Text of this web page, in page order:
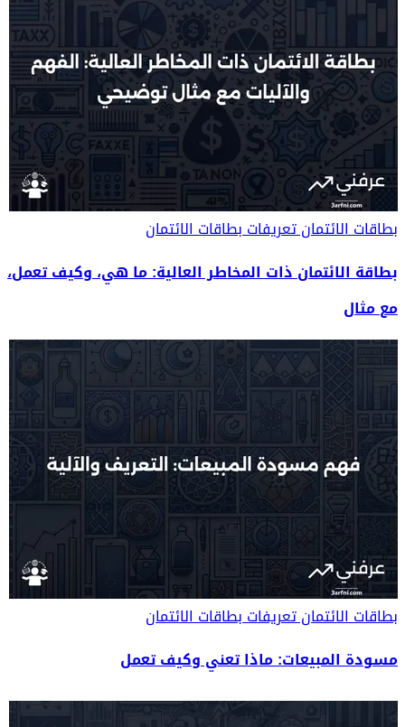
بطاقات الائتمانتعريفات بطاقات الائتمان
بطاقة الائتمان ذات المخاطر العالية: ما هي، وكيف تعمل،
مع مثال
بطاقات الائتمانتعريفات بطاقات الائتمان
مسودة المبيعات: ماذا تعني وكيف تعمل